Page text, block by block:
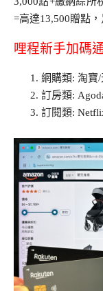
=高達13,500贈點
哩程新手加碼
網購類: 淘寶/
訂房類:
訂閱類: